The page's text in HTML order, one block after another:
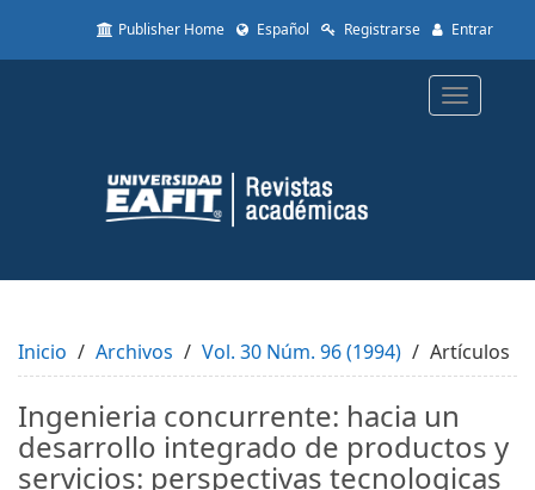
to
Content
Sidebar
Publisher Home Español Registrarse Entrar
Toggle
Inicio Archivos Vol. 30 Núm. 96 (1994) Artículos
Ingenieria concurrente: hacia un
desarrollo integrado de productos y
servicios: perspectivas tecnologicas